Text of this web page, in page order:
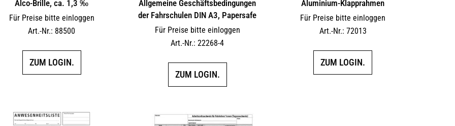
Alco-Brille, ca. 1,3 ‰
Für Preise bitte einloggen
Art.-Nr.: 88500
ZUM LOGIN.
Allgemeine Geschäftsbedingungen
der Fahrschulen DIN A3, Papersafe
Für Preise bitte einloggen
Art.-Nr.: 22268-4
ZUM LOGIN.
Aluminium-Klapprahmen
Für Preise bitte einloggen
Art.-Nr.: 72013
ZUM LOGIN.